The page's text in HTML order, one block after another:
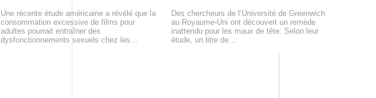
Une récente étude américaine a révélé que la
consommation excessive de films pour
adultes pourrait entraîner des
dysfonctionnements sexuels chez les…
Des chercheurs de l’Université de Greenwich
au Royaume-Uni ont découvert un remède
inattendu pour les maux de tête. Selon leur
étude, un litre de…